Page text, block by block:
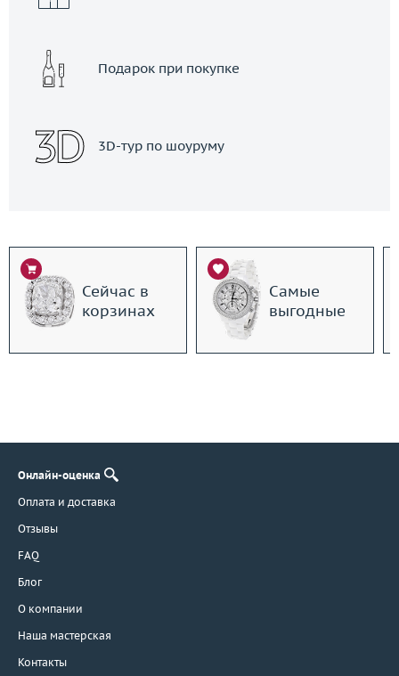
Подарок при покупке
3D-тур по шоуруму
Сейчас в
корзинах
Самые
выгодные
Онлайн-оценка
Оплата и доставка
Отзывы
FAQ
Блог
О компании
Наша мастерская
Контакты